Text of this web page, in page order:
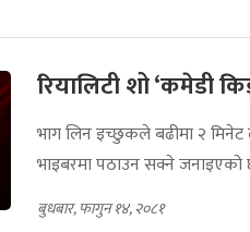
रियालिटी शो ‘कमेडी
भाग लिन इच्छुकले बढीमा २ मिनेट
भाइबरमा पठाउन सक्ने जनाइएको
बुधबार, फागुन १४, २०८१